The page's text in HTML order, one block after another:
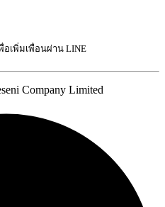
อเพิ่มเพื่อนผ่าน LINE
Company Limited